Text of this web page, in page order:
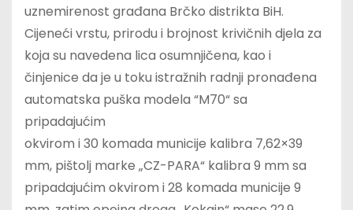
uznemirenost građana Brčko distrikta BiH.
Cijeneći vrstu, prirodu i brojnost krivičnih djela za
koja su navedena lica osumnjičena, kao i
činjenice da je u toku istražnih radnji pronađena
automatska puška modela “M70“ sa
pripadajućim
okvirom i 30 komada municije kalibra 7,62×39
mm, pištolj marke „CZ-PARA“ kalibra 9 mm sa
pripadajućim okvirom i 28 komada municije 9